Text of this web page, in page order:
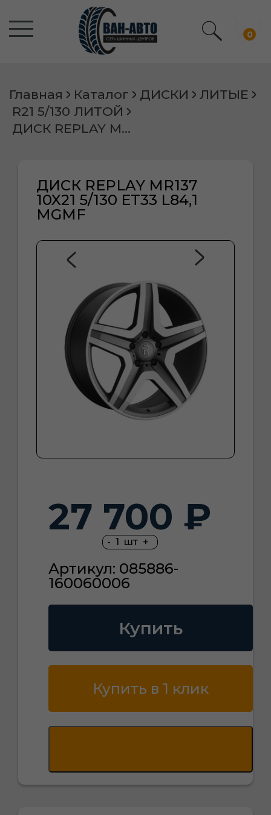
0
Главная Каталог ДИСКИ
ЛИТЫЕ
R21 5/130 ЛИТОЙ
ДИСК REPLAY MR137 10X21 5/130 ET33 L84,1 MGMF
ДИСК REPLAY MR137
10X21 5/130 ET33 L84,1
MGMF
27 700 ₽
- 1 шт +
Артикул: 085886-
160060006
Купить
Купить в 1 клик